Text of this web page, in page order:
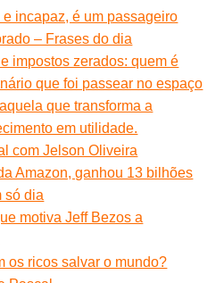
incapaz, é um passageiro
– Frases do dia
impostos zerados: quem é
que foi passear no espaço
que transforma a
em utilidade.
com Jelson Oliveira
Amazon, ganhou 13 bilhões
só dia
motiva Jeff Bezos a
os ricos salvar o mundo?